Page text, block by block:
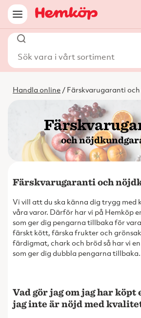
Handla online / Färskvarugaranti
och
Färskvarugaranti och
Vi vill att du ska känna dig trygg med
våra varor. Därför har vi på Hemköp
som ger dig pengarna tillbaka för
färskt kött, färska frukter och
färdigmat, chark och bröd så har vi
som ger dig dubbla pengarna tillbaka.
Vad gör jag om jag har köpt
jag inte är nöjd med